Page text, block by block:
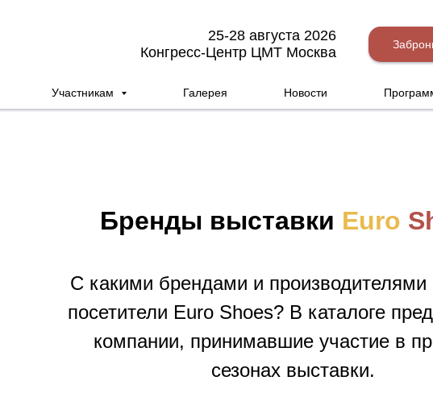
25-28 августа 2026
Конгресс-Центр ЦМТ Москва
Участникам Галерея Новости
Бренды выставки Euro
С какими брендами и производителями
посетители Euro Shoes? В каталоге
компании, принимавшие участие в
сезонах выставки.